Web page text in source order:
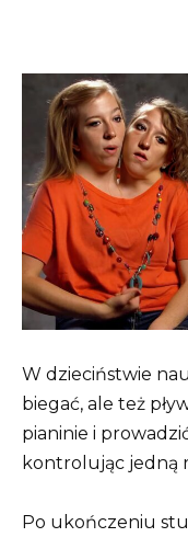
W dzieciństwie
biegać, ale też
pianinie i
kontrolując jedną
Po ukończeniu